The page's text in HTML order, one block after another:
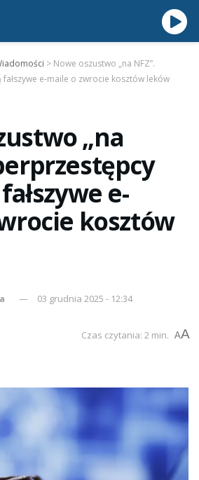
> Nowe oszustwo „na NFZ”.
e-maile o zwrocie kosztów leków
„na
e-
kosztów
03 grudnia 2025 - 12:34
Czas czytania: 2 min. AA